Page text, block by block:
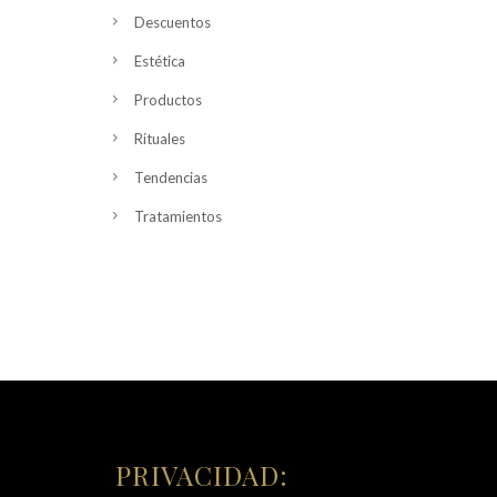
Descuentos
Estética
Productos
Rituales
Tendencias
Tratamientos
PRIVACIDAD: